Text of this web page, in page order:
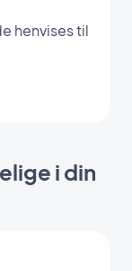
henvises til
i din